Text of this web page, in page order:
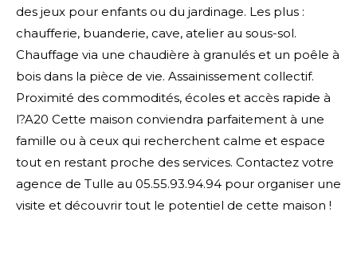
des jeux pour enfants ou du jardinage. Les plus :
chaufferie, buanderie, cave, atelier au sous-sol.
Chauffage via une chaudière à granulés et un poêle à
bois dans la pièce de vie. Assainissement collectif.
Proximité des commodités, écoles et accès rapide à
l?A20 Cette maison conviendra parfaitement à une
famille ou à ceux qui recherchent calme et espace
tout en restant proche des services. Contactez votre
agence de Tulle au 05.55.93.94.94 pour organiser une
visite et découvrir tout le potentiel de cette maison !